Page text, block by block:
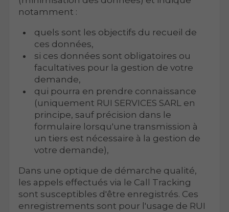
notamment :
quels sont les objectifs du recueil de
ces données,
si ces données sont obligatoires ou
facultatives pour la gestion de votre
demande,
qui pourra en prendre connaissance
(uniquement RUI SERVICES SARL en
principe, sauf précision dans le
formulaire lorsqu'une transmission à
un tiers est nécessaire à la gestion de
votre demande),
Dans une optique de démarche qualité,
les appels effectués via le Call Tracking
sont susceptibles d'être enregistrés. Ces
enregistrements sont pour l'usage de RUI